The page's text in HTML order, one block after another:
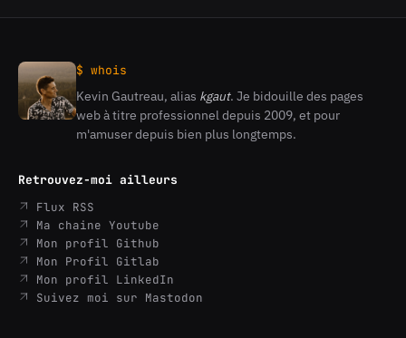
$ whois
Kevin
Gautreau
Kevin Gautreau, alias kgaut. Je bidouille des pages
web à titre professionnel depuis 2009, et pour
m'amuser depuis bien plus longtemps.
Retrouvez-moi ailleurs
Flux RSS
Ma chaine Youtube
Mon profil Github
Mon Profil Gitlab
Mon profil LinkedIn
Suivez moi sur Mastodon